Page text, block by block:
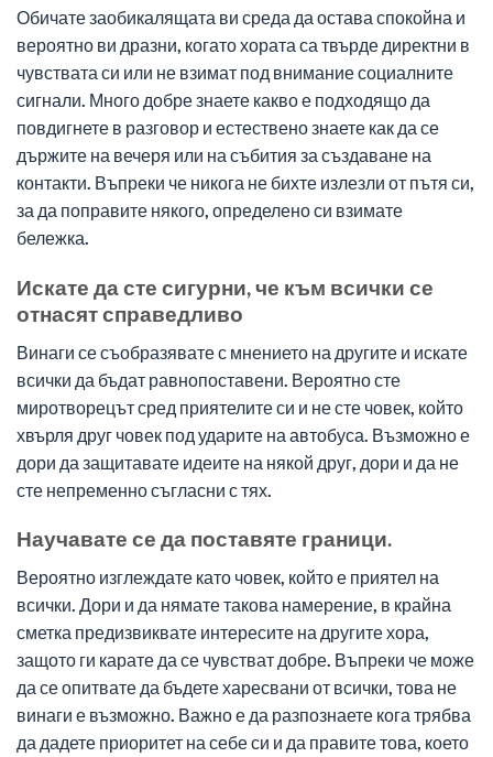
Обичате заобикалящата ви среда да остава спокойна и
вероятно ви дразни, когато хората са твърде директни в
чувствата си или не взимат под внимание социалните
сигнали. Много добре знаете какво е подходящо да
повдигнете в разговор и естествено знаете как да се
държите на вечеря или на събития за създаване на
контакти. Въпреки че никога не бихте излезли от пътя си,
за да поправите някого, определено си взимате
бележка.
Искате да сте сигурни, че към всички се
отнасят справедливо
Винаги се съобразявате с мнението на другите и искате
всички да бъдат равнопоставени. Вероятно сте
миротворецът сред приятелите си и не сте човек, който
хвърля друг човек под ударите на автобуса. Възможно е
дори да защитавате идеите на някой друг, дори и да не
сте непременно съгласни с тях.
Научавате се да поставяте граници.
Вероятно изглеждате като човек, който е приятел на
всички. Дори и да нямате такова намерение, в крайна
сметка предизвиквате интересите на другите хора,
защото ги карате да се чувстват добре. Въпреки че може
да се опитвате да бъдете харесвани от всички, това не
винаги е възможно. Важно е да разпознаете кога трябва
да дадете приоритет на себе си и да правите това, което